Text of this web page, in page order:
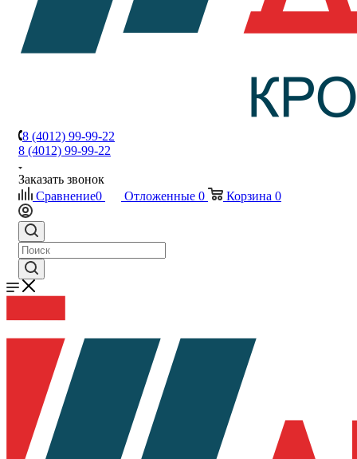
8 (4012) 99-99-22
8 (4012) 99-99-22
Заказать звонок
Сравнение0 Отложенные 0 Корзина 0